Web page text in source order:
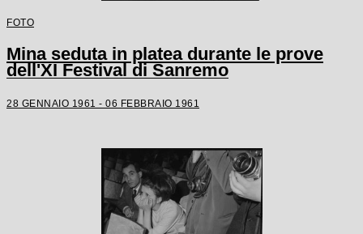
FOTO
Mina seduta in platea durante le prove
dell'XI Festival di Sanremo
28 GENNAIO 1961 - 06 FEBBRAIO 1961